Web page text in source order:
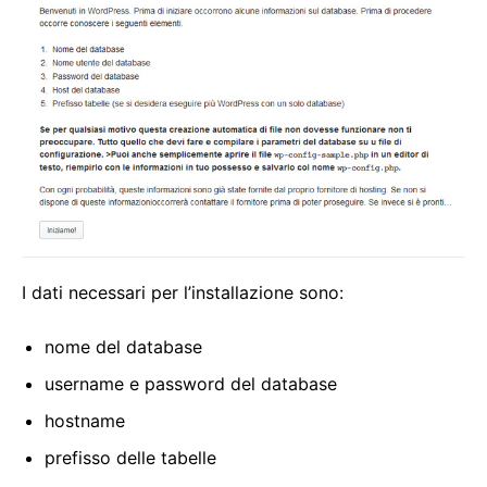
I dati necessari per l’installazione sono:
nome del database
username e password del database
hostname
prefisso delle tabelle